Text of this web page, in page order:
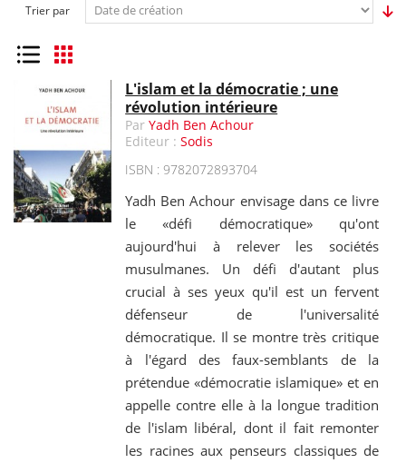
Trier par
Liste Grille
L'islam et la démocratie ; une
révolution intérieure
ParYadh Ben Achour
Editeur :Sodis
ISBN : 9782072893704
Yadh Ben Achour envisage dans ce livre
le «défi démocratique» qu'ont
aujourd'hui à relever les sociétés
musulmanes. Un défi d'autant plus
crucial à ses yeux qu'il est un fervent
défenseur de l'universalité
démocratique. Il se montre très critique
à l'égard des faux-semblants de la
prétendue «démocratie islamique» et en
appelle contre elle à la longue tradition
de l'islam libéral, dont il fait remonter
les racines aux penseurs classiques de